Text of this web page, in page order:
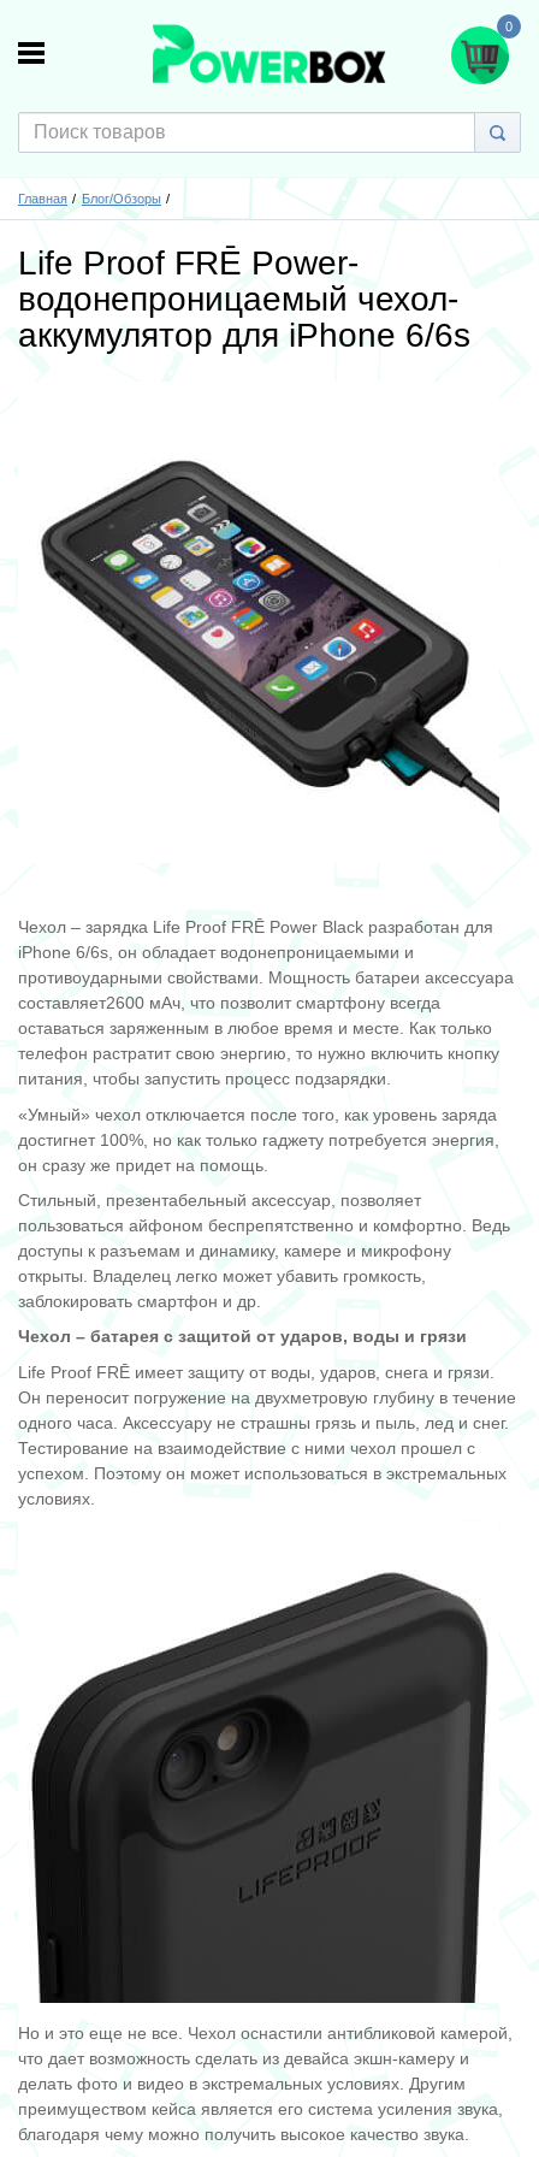
0
Главная Блог/Обзоры
Life Proof FRĒ Power-
водонепроницаемый чехол-
аккумулятор для iPhone 6/6s
Чехол – зарядка Life Proof FRĒ Power Black разработан для
iPhone 6/6s, он обладает водонепроницаемыми и
противоударными свойствами. Мощность батареи аксессуара
составляет2600 мАч, что позволит смартфону всегда
оставаться заряженным в любое время и месте. Как только
телефон растратит свою энергию, то нужно включить кнопку
питания, чтобы запустить процесс подзарядки.
«Умный» чехол отключается после того, как уровень заряда
достигнет 100%, но как только гаджету потребуется энергия,
он сразу же придет на помощь.
Стильный, презентабельный аксессуар, позволяет
пользоваться айфоном беспрепятственно и комфортно. Ведь
доступы к разъемам и динамику, камере и микрофону
открыты. Владелец легко может убавить громкость,
заблокировать смартфон и др.
Чехол – батарея с защитой от ударов, воды и грязи
Life Proof FRĒ имеет защиту от воды, ударов, снега и грязи.
Он переносит погружение на двухметровую глубину в течение
одного часа. Аксессуару не страшны грязь и пыль, лед и снег.
Тестирование на взаимодействие с ними чехол прошел с
успехом. Поэтому он может использоваться в экстремальных
условиях.
Но и это еще не все. Чехол оснастили антибликовой камерой,
что дает возможность сделать из девайса экшн-камеру и
делать фото и видео в экстремальных условиях. Другим
преимуществом кейса является его система усиления звука,
благодаря чему можно получить высокое качество звука.